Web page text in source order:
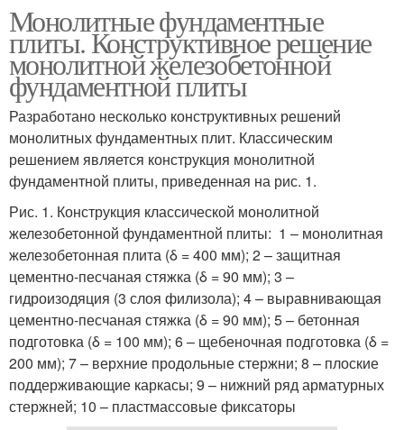
Монолитные фундаментные
плиты. Конструктивное решение
монолитной железобетонной
фундаментной плиты
Разработано несколько конструктивных решений
монолитных фундаментных плит. Классическим
решением является конструкция монолитной
фундаментной плиты, приведенная на рис. 1.
Рис. 1. Конструкция классической монолитной
железобетонной фундаментной плиты: 1 – монолитная
железобетонная плита (δ = 400 мм); 2 – защитная
цементно-песчаная стяжка (δ = 90 мм); 3 –
гидроизодяция (3 слоя филизола); 4 – выравнивающая
цементно-песчаная стяжка (δ = 90 мм); 5 – бетонная
подготовка (δ = 100 мм); 6 – щебеночная подготовка (δ =
200 мм); 7 – верхние продольные стержни; 8 – плоские
поддерживающие каркасы; 9 – нижний ряд арматурных
стержней; 10 – пластмассовые фиксаторы